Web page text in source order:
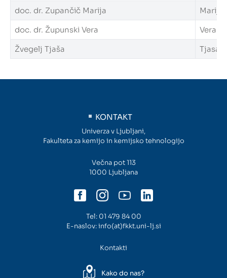
doc. dr. Zupančič Marija
doc. dr. Župunski Vera
Žvegelj Tjaša
KONTAKT
Univerza v Ljubljani,
Fakulteta za kemijo in kemijsko tehnologijo
Večna pot 113
1000 Ljubljana
Tel: 01 479 84 00
E-naslov:info(at)fkkt.uni-lj.si
Kontakti
Kako do nas?